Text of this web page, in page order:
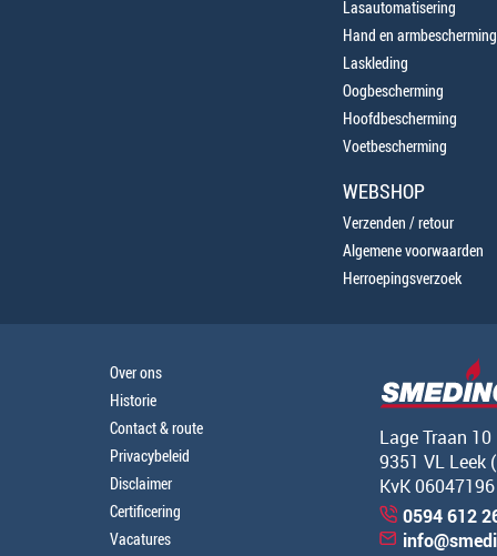
Lasautomatisering
Hand en armbescherming
Laskleding
Oogbescherming
Hoofdbescherming
Voetbescherming
WEBSHOP
Verzenden / retour
Algemene voorwaarden
Herroepingsverzoek
Over ons
Historie
Contact & route
Privacybeleid
Disclaimer
Certificering
Vacatures
Lage Traan 10
9351 VL Leek
KvK 06047196
0594 612